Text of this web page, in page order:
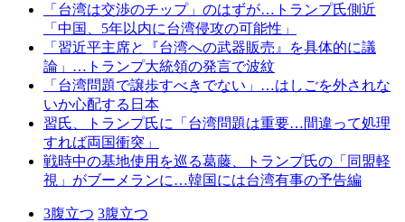
「台湾は交渉のチップ」のはずが…トランプ氏側近
「中国、5年以内に台湾侵攻の可能性」
「習近平主席と『台湾への武器販売』を具体的に議
論」…トランプ大統領の発言で波紋
「台湾問題で譲歩すべきでない」…はしごを外されな
いか心配する日本
習氏、トランプ氏に「台湾問題は重要…間違って処理
すれば両国衝突」
戦時中の基地使用を巡る葛藤、トランプ氏の「同盟軽
視」がブーメランに…韓国には台湾有事の予告編
3腹立つ 3腹立つ